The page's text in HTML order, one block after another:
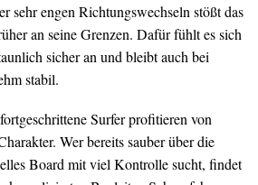
sehr engen Richtungswechseln stößt das
an seine Grenzen. Dafür fühlt es sich
sicher an und bleibt auch bei
stabil.
Surfer profitieren von
Wer bereits sauber über die
Board mit viel Kontrolle sucht, findet